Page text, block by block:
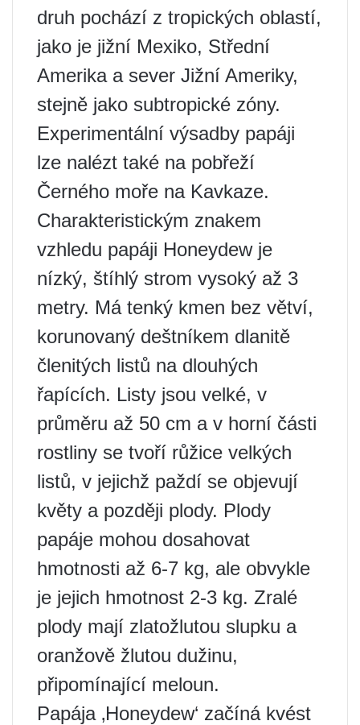
druh pochází z tropických oblastí,
jako je jižní Mexiko, Střední
Amerika a sever Jižní Ameriky,
stejně jako subtropické zóny.
Experimentální výsadby papáji
lze nalézt také na pobřeží
Černého moře na Kavkaze.
Charakteristickým znakem
vzhledu papáji Honeydew je
nízký, štíhlý strom vysoký až 3
metry. Má tenký kmen bez větví,
korunovaný deštníkem dlanitě
členitých listů na dlouhých
řapících. Listy jsou velké, v
průměru až 50 cm a v horní části
rostliny se tvoří růžice velkých
listů, v jejichž paždí se objevují
květy a později plody. Plody
papáje mohou dosahovat
hmotnosti až 6-7 kg, ale obvykle
je jejich hmotnost 2-3 kg. Zralé
plody mají zlatožlutou slupku a
oranžově žlutou dužinu,
připomínající meloun.
Papája ‚Honeydew‘ začíná kvést